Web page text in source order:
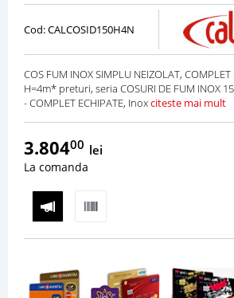
Cod: CALCOSID150H4N
COS FUM INOX SIMPLU NEIZOLAT,
H=4m* preturi, seria COSURI DE FUM INOX
- COMPLET ECHIPATE, Inoxciteste mai mult
3.80400 lei
La comanda